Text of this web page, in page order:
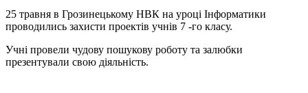
25 травня в Грозинецькому НВК на уроці Інформатики
проводились захисти проектів учнів 7 -го класу.
Учні провели чудову пошукову роботу та залюбки
презентували свою діяльність.